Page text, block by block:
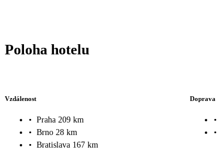
Poloha hotelu
Vzdálenost
• Praha 209 km
• Brno 28 km
• Bratislava 167 km
Doprava
•
•